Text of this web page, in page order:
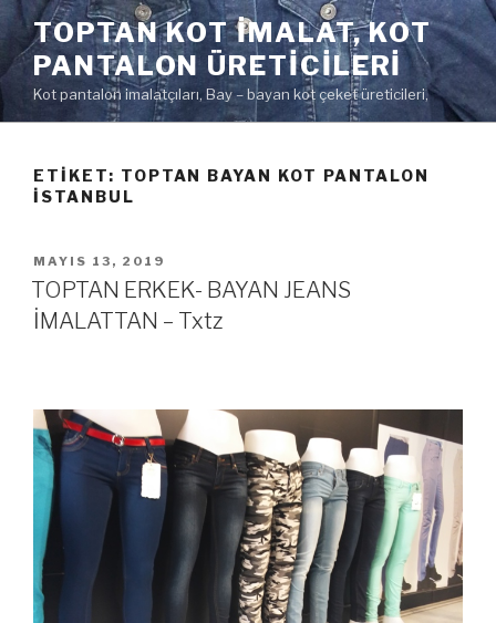
İçeriğe
geç TOPTAN KOT IMALAT, KOT
PANTALON ÜRETICILERI
Kot pantalon imalatçıları, Bay – bayan kot çeket üreticileri,
ETIKET: TOPTAN BAYAN KOT PANTALON
ISTANBUL
YAYIM
TARIHI
MAYIS 13, 2019
TOPTAN ERKEK- BAYAN JEANS
İMALATTAN – Txtz